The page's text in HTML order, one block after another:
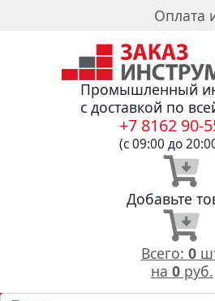
Оплата
Промышленный
с доставкой по
+7 8162 90-
(с 09:00 до
Добавьте
Всего: 0
на 0руб.